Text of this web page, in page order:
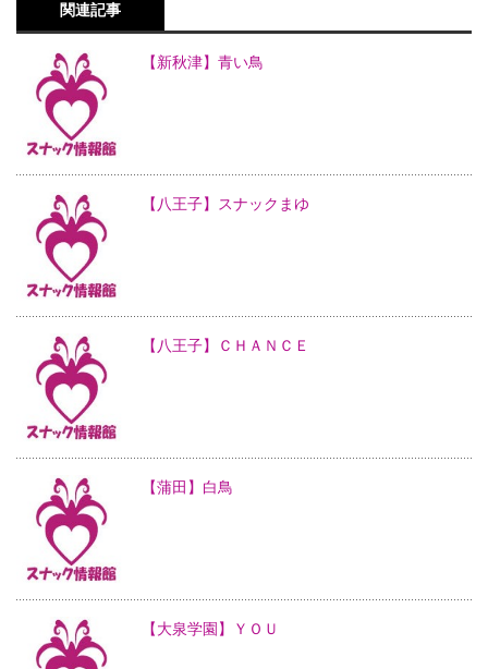
関連記事
【新秋津】青い鳥
【八王子】スナックまゆ
【八王子】ＣＨＡＮＣＥ
【蒲田】白鳥
【大泉学園】ＹＯＵ